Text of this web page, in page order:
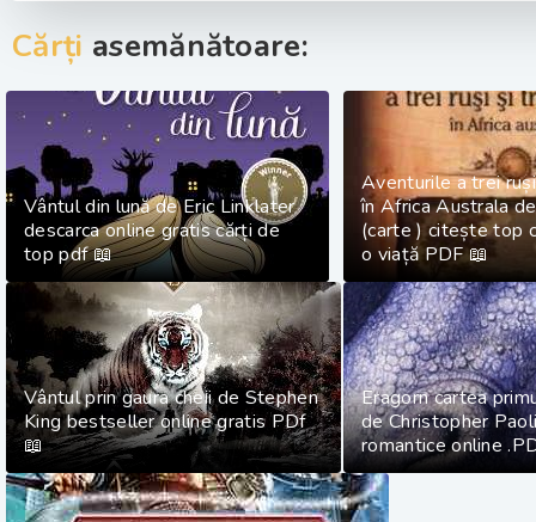
Cărți asemănătoare:
Vântul din lună de Eric Linklater
descarca online gratis cărți de
top pdf 📖
Aventurile a trei
în Africa Australa
(carte ) citește top
o viață PDF 📖
Vântul prin gaura cheii de Stephen
King bestseller online gratis PDf
📖
Eragorn cartea
de Christopher
romantice online